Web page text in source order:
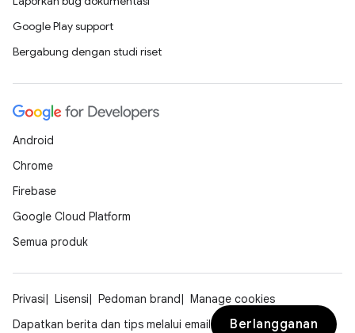
Google Play support
Bergabung dengan studi riset
Android
Chrome
Firebase
Google Cloud Platform
Semua produk
Privasi Lisensi Pedoman brand
Manage cookies
Dapatkan berita dan tips melalui email
Berlangganan